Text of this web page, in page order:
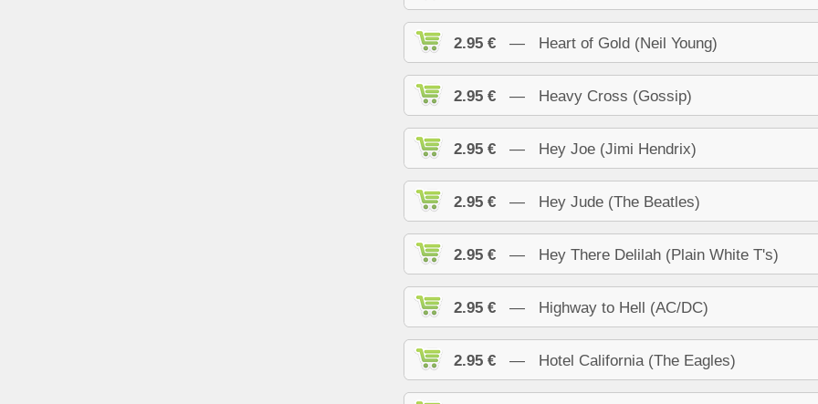
2.95 € — Heart of Gold (Neil Young)
2.95 € — Heavy Cross (Gossip)
2.95 € — Hey Joe (Jimi Hendrix)
2.95 € — Hey Jude (The Beatles)
2.95 € — Hey There Delilah (Plain White T's)
2.95 € — Highway to Hell (AC/DC)
2.95 € — Hotel California (The Eagles)